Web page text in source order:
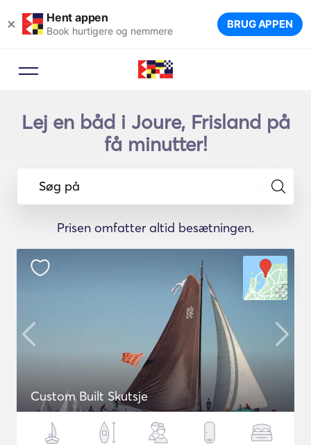
× Hent appen
Book hurtigere og nemmere BRUG APPEN
Lej en båd i Joure, Frisland på
få minutter!
Søg på
Prisen omfatter altid besætningen.
Custom Built Skutsje